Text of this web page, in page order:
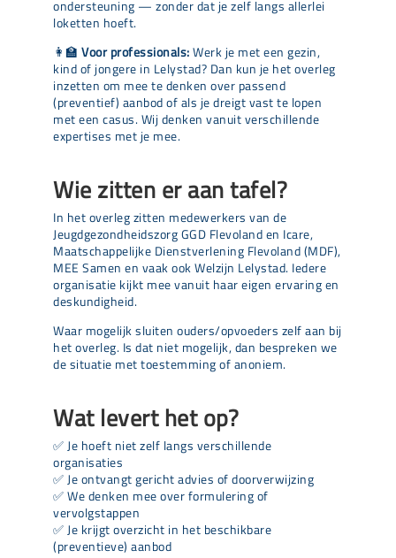
ondersteuning — zonder dat je zelf langs allerlei
loketten hoeft.
👩‍🏫Voor professionals:Werk je met een gezin,
kind of jongere in Lelystad? Dan kun je het overleg
inzetten om mee te denken over passend
(preventief) aanbod of als je dreigt vast te lopen
met een casus. Wij denken vanuit verschillende
expertises met je mee.
Wie zitten er aan tafel?
In het overleg zitten medewerkers van de
Jeugdgezondheidszorg GGD Flevoland en Icare,
Maatschappelijke Dienstverlening Flevoland (MDF),
MEE Samen en vaak ook Welzijn Lelystad. Iedere
organisatie kijkt mee vanuit haar eigen ervaring en
deskundigheid.
Waar mogelijk sluiten ouders/opvoeders zelf aan bij
het overleg. Is dat niet mogelijk, dan bespreken we
de situatie met toestemming of anoniem.
Wat levert het op?
✅ Je hoeft niet zelf langs verschillende
organisaties
✅ Je ontvangt gericht advies of doorverwijzing
✅ We denken mee over formulering of
vervolgstappen
✅ Je krijgt overzicht in het beschikbare
(preventieve) aanbod